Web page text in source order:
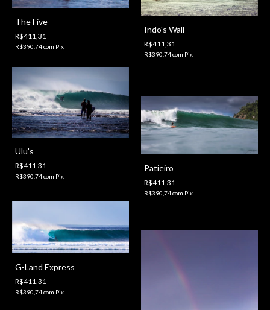
The Five
R$411,31
R$390,74com Pix
Indo's Wall
R$411,31
R$390,74com Pix
Ulu's
R$411,31
R$390,74com Pix
Patieiro
R$411,31
R$390,74com Pix
G-Land Express
R$411,31
R$390,74com Pix